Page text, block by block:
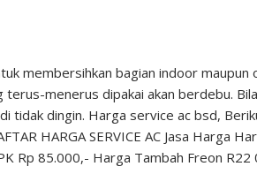
membersihkan bagian indoor
terus-menerus dipakai akan berdebu.
tidak dingin. Harga service ac bsd,
HARGA SERVICE AC Jasa Harga
Rp 85.000,- Harga Tambah Freon